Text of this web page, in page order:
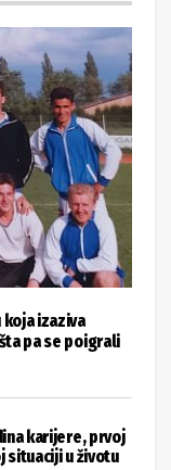
izaziva
pa se poigrali
karijere, prvoj
situaciji u životu